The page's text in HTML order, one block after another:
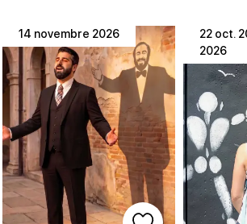
14 novembre 2026
22 oct.
2026